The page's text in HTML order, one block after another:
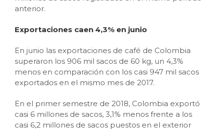
anterior.
Exportaciones caen 4,3% en junio
En junio las exportaciones de café de Colombia
superaron los 906 mil sacos de 60 kg, un 4,3%
menos en comparación con los casi 947 mil sacos
exportados en el mismo mes de 2017.
En el primer semestre de 2018, Colombia exportó
casi 6 millones de sacos, 3,1% menos frente a los
casi 6,2 millones de sacos puestos en el exterior